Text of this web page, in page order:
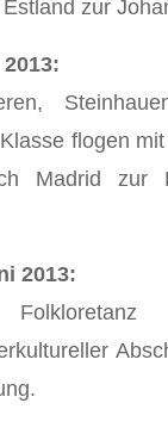
zur
flogen
Madrid zur
2013: